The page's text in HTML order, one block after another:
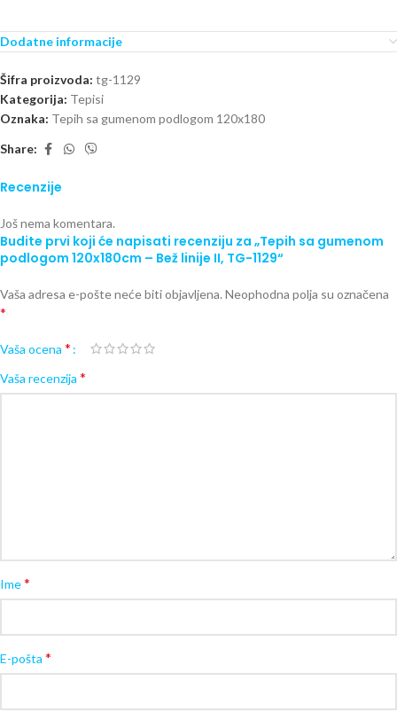
Dodatne informacije
Šifra proizvoda: tg-1129
Kategorija: Tepisi
Oznaka: Tepih sa gumenom podlogom 120x180
Share:
Recenzije
Još nema komentara.
Budite prvi koji će napisati recenziju za „Tepih sa gumenom
podlogom 120x180cm – Bež linije II, TG-1129“
Vaša adresa e-pošte neće biti objavljena. Neophodna polja su označena
*
Vaša ocena *
Vaša recenzija *
Ime*
E-pošta *